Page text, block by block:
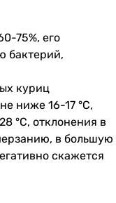
75%, его
бактерий,
куриц
ниже 16-17 °C,
°C, отклонения в
в большую
скажется